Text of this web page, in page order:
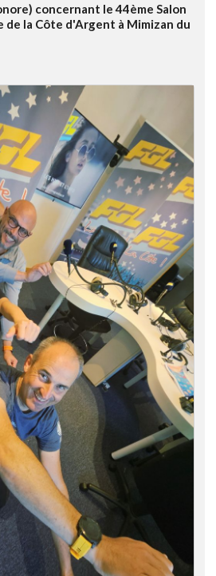
concernant le 44ème Salon
la Côte d'Argent à Mimizan du